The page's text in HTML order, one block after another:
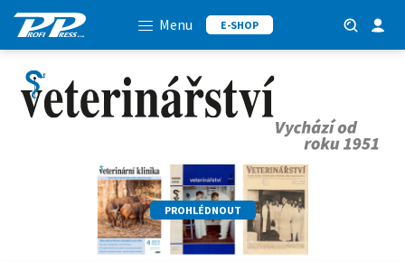
Menu E-SHOP
PROHLÉDNOUT